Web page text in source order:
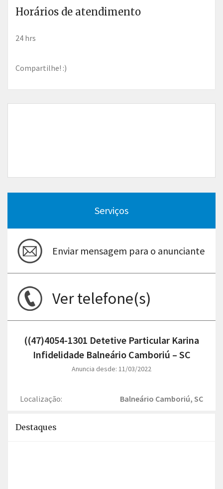
Horários de atendimento
24 hrs
Compartilhe! :)
Serviços
Enviar mensagem para o anunciante
Ver telefone(s)
((47)4054-1301 Detetive Particular Karina
Infidelidade Balneário Camboriú – SC
Anuncia desde: 11/03/2022
Localização: Balneário Camboriú, SC
Destaques